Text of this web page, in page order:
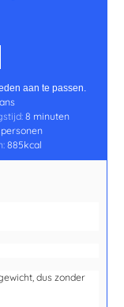
aan te passen.
8 minuten
personen
885kcal
dus zonder